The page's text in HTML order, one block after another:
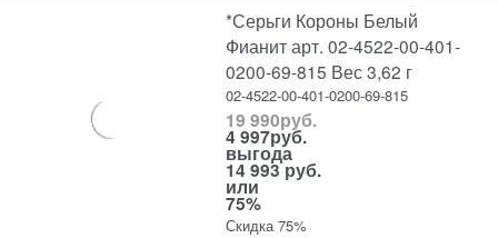
*Серьги Короны Белый
Фианит арт. 02-4522-00-401-
0200-69-815 Вес 3,62 г
02-4522-00-401-0200-69-815
19 990руб.
4 997руб.
выгода
14 993 руб.
или
75%
Скидка 75%